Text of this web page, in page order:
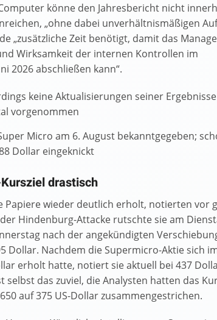
könne den Jahresbericht nicht
„ohne dabei unverhältnismäßigen
„zusätzliche Zeit benötigt, damit das
Wirksamkeit der internen Kontrollen im
2026 abschließen kann“.
keine Aktualisierungen seiner
vorgenommen
Micro am 6. August bekanntgegeben;
Dollar eingeknickt
drastisch
Papiere wieder deutlich erholt, notierten vor
Hindenburg-Attacke rutschte sie am
nach der angekündigten
Dollar. Nachdem die Supermicro-Aktie sich
erholt hatte, notiert sie aktuell bei 437
selbst das zuviel, die Analysten hatten das
auf 375 US-Dollar zusammengestrichen.